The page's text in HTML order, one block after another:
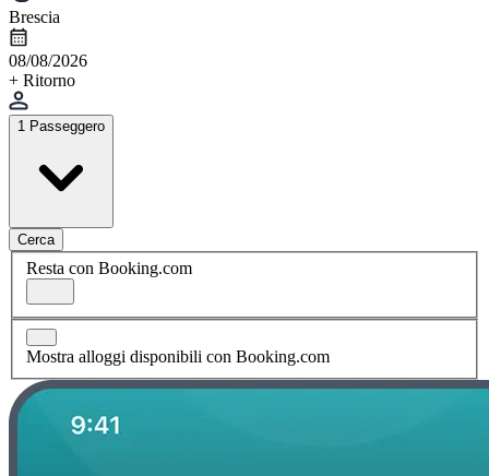
Brescia
08/08/2026
+ Ritorno
1 Passeggero
Cerca
Resta con Booking.com
Mostra alloggi disponibili con Booking.com